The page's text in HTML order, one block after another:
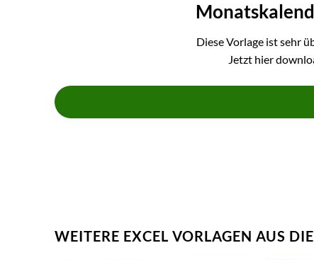
Diese Vorlage ist sehr
Jetzt hier
WEITERE EXCEL VORLAGEN AUS